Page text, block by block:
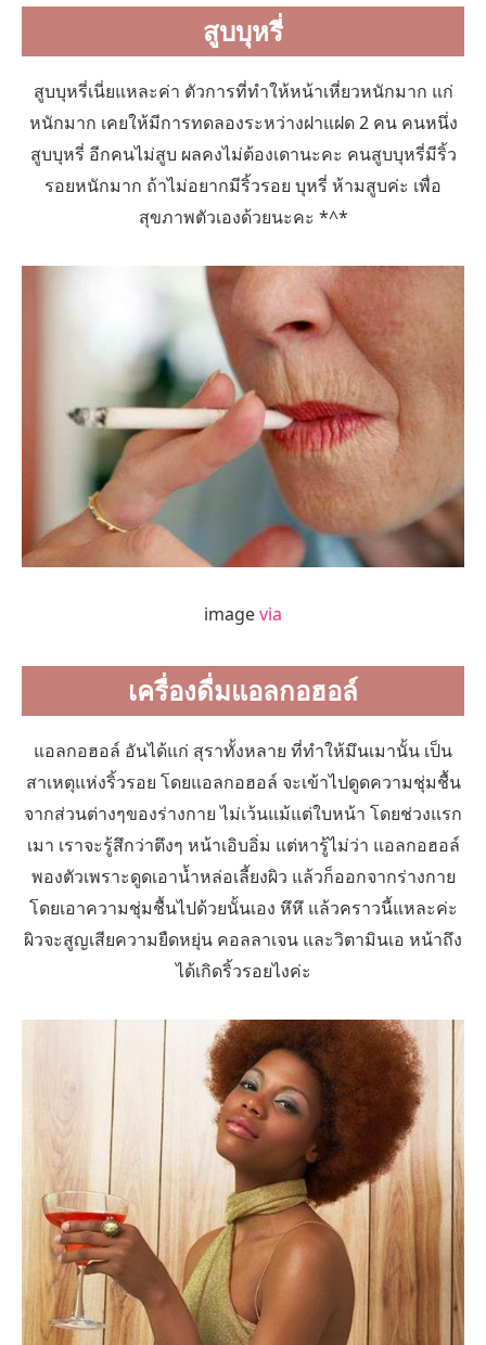
สูบบุหรี่
สูบบุหรี่เนี่ยแหละค่า ตัวการที่ทำให้หน้าเหี่ยวหนักมาก แก่
หนักมาก เคยให้มีการทดลองระหว่างฝาแฝด 2 คน คนหนึ่ง
สูบบุหรี่ อีกคนไม่สูบ ผลคงไม่ต้องเดานะคะ คนสูบบุหรี่มีริ้ว
รอยหนักมาก ถ้าไม่อยากมีริ้วรอย บุหรี่ ห้ามสูบค่ะ เพื่อ
สุขภาพตัวเองด้วยนะคะ *^*
imagevia
เครื่องดื่มแอลกอฮอล์
แอลกอฮอล์ อันได้แก่ สุราทั้งหลาย ที่ทำให้มึนเมานั้น เป็น
สาเหตุแห่งริ้วรอย โดยแอลกอฮอล์ จะเข้าไปดูดความชุ่มชื้น
จากส่วนต่างๆของร่างกาย ไม่เว้นแม้แต่ใบหน้า โดยช่วงแรก
เมา เราจะรู้สึกว่าตึงๆ หน้าเอิบอิ่ม แต่หารู้ไม่ว่า แอลกอฮอล์
พองตัวเพราะดูดเอาน้ำหล่อเลี้ยงผิว แล้วก็ออกจากร่างกาย
โดยเอาความชุ่มชื้นไปด้วยนั้นเอง หึหึ แล้วคราวนี้แหละค่ะ
ผิวจะสูญเสียความยืดหยุ่น คอลลาเจน และวิตามินเอ หน้าถึง
ได้เกิดริ้วรอยไงค่ะ